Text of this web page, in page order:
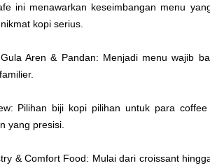
ini menawarkan keseimbangan menu
kopi serius.
Aren & Pandan: Menjadi menu wajib
Pilihan biji kopi pilihan untuk para
yang presisi.
& Comfort Food: Mulai dari croissant